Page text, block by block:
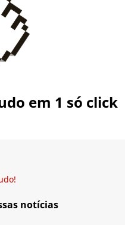
em 1 só click
notícias